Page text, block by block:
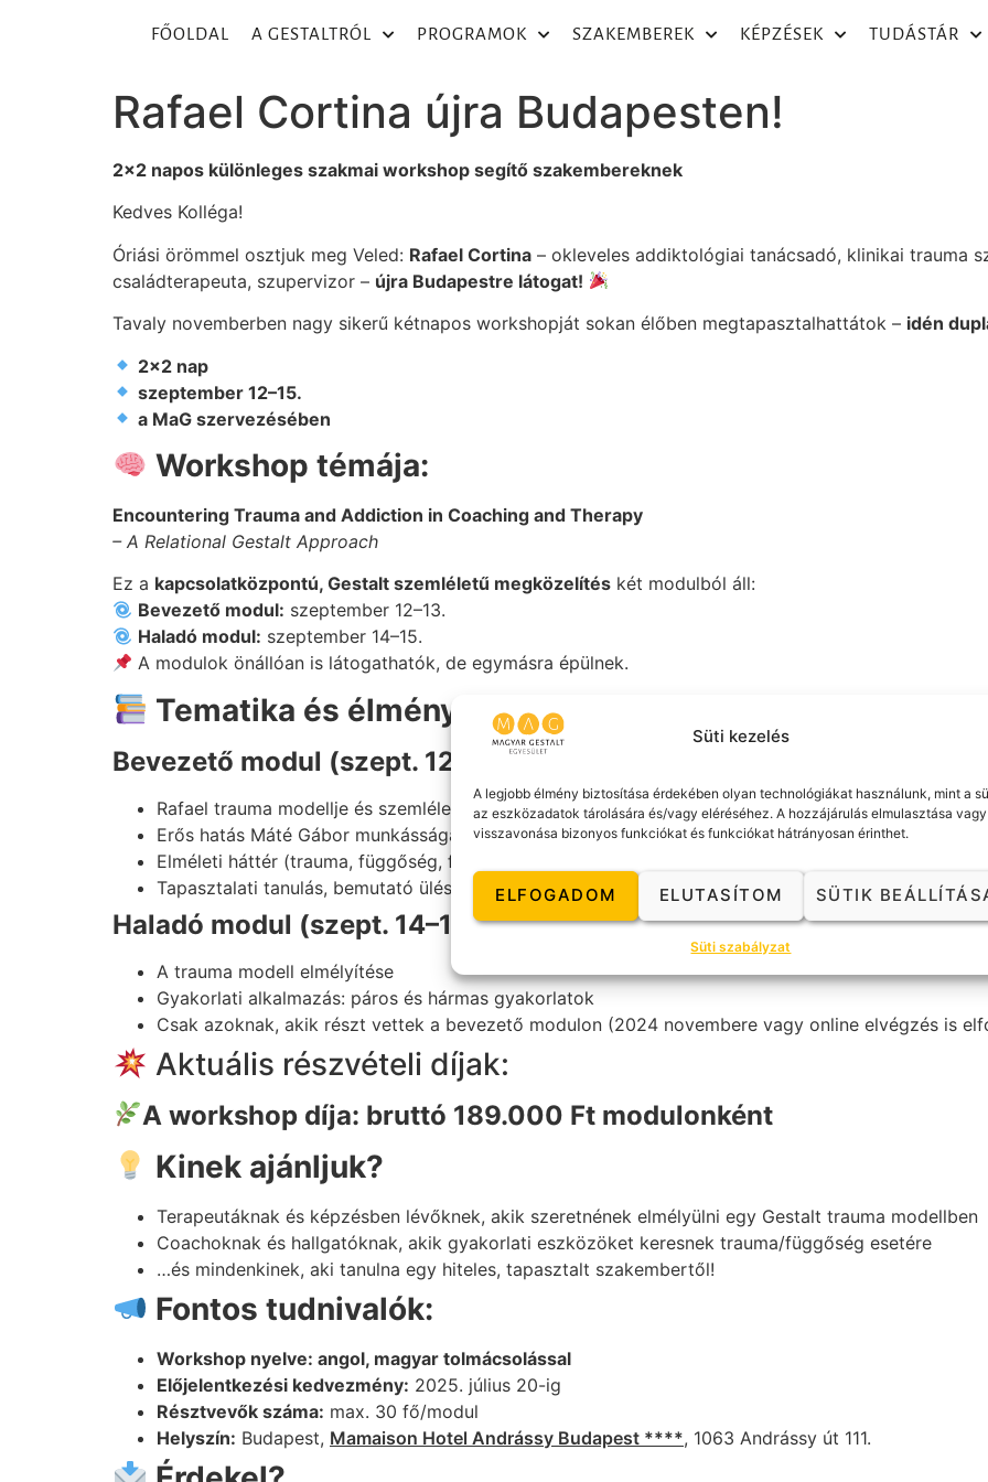
Süti kezelés
A legjobb élmény biztosítása érdekében olyan technológiákat használunk, mint a
az eszközadatok tárolására és/vagy eléréséhez. A hozzájárulás elmulasztása vagy
visszavonása bizonyos funkciókat és funkciókat hátrányosan érinthet.
ELFOGADOM ELUTASÍTOM SÜTIK
Süti szabályzat
FŐOLDAL A GESTALTRÓL PROGRAMOK SZAKEMBEREK KÉPZÉSEK TUDÁSTÁR
Rafael Cortina újra Budapesten!
2×2 napos különleges szakmai workshop segítő szakembereknek
Kedves Kolléga!
Óriási örömmel osztjuk meg Veled: Rafael Cortina – okleveles addiktológiai tanácsadó, klinikai trauma
családterapeuta, szupervizor – újra Budapestre látogat!
Tavaly novemberben nagy sikerű kétnapos workshopját sokan élőben megtapasztalhattátok – idén
2×2 nap
szeptember 12–15.
a MaG szervezésében
Workshop témája:
Encountering Trauma and Addiction in Coaching and Therapy
– A Relational Gestalt Approach
Ez a kapcsolatközpontú, Gestalt szemléletű megközelítés két modulból áll:
Bevezető modul: szeptember 12–13.
Haladó modul: szeptember 14–15.
A modulok önállóan is látogathatók, de egymásra épülnek.
Tematika és élmény:
Bevezető modul (szept. 12–13.):
Rafael trauma modellje és szemlélete
Erős hatás Máté Gábor munkásságából
Elméleti háttér (trauma, függőség, fejlődéslélektan)
Tapasztalati tanulás, bemutató ülések, saját élmény
Haladó modul (szept. 14–15.):
A trauma modell elmélyítése
Gyakorlati alkalmazás: páros és hármas gyakorlatok
Csak azoknak, akik részt vettek a bevezető modulon (2024 novembere vagy online elvégzés is
Aktuális részvételi díjak:
A workshop díja: bruttó 189.000 Ft modulonként
Kinek ajánljuk?
Terapeutáknak és képzésben lévőknek, akik szeretnének elmélyülni egy Gestalt trauma modellben
Coachoknak és hallgatóknak, akik gyakorlati eszközöket keresnek trauma/függőség esetére
…és mindenkinek, aki tanulna egy hiteles, tapasztalt szakembertől!
Fontos tudnivalók:
Workshop nyelve: angol, magyar tolmácsolással
Előjelentkezési kedvezmény: 2025. július 20-ig
Résztvevők száma: max. 30 fő/modul
Helyszín: Budapest, Mamaison Hotel Andrássy Budapest ****, 1063 Andrássy út 111.